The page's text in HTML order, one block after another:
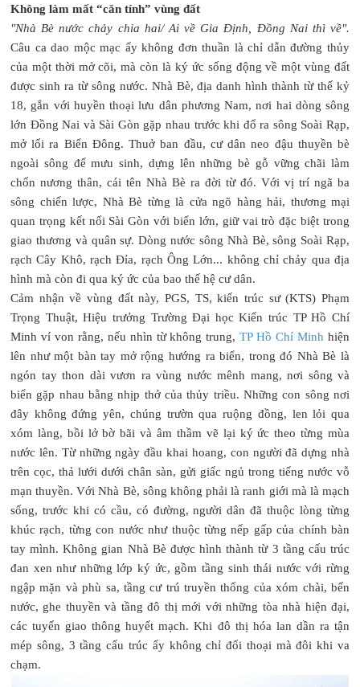
Không làm mất “căn tính” vùng đất
"Nhà Bè nước chảy chia hai/ Ai về Gia Định, Đồng Nai thì về".
Câu ca dao mộc mạc ấy không đơn thuần là chỉ dẫn đường thủy
của một thời mở cõi, mà còn là ký ức sống động về một vùng đất
được sinh ra từ sông nước. Nhà Bè, địa danh hình thành từ thế kỷ
18, gắn với huyền thoại lưu dân phương Nam, nơi hai dòng sông
lớn Đồng Nai và Sài Gòn gặp nhau trước khi đổ ra sông Soài Rạp,
mở lối ra Biển Đông. Thuở ban đầu, cư dân neo đậu thuyền bè
ngoài sông để mưu sinh, dựng lên những bè gỗ vững chãi làm
chốn nương thân, cái tên Nhà Bè ra đời từ đó. Với vị trí ngã ba
sông chiến lược, Nhà Bè từng là cửa ngõ hàng hải, thương mại
quan trọng kết nối Sài Gòn với biển lớn, giữ vai trò đặc biệt trong
giao thương và quân sự. Dòng nước sông Nhà Bè, sông Soài Rạp,
rạch Cây Khô, rạch Đỉa, rạch Ông Lớn... không chỉ chảy qua địa
hình mà còn đi qua ký ức của bao thế hệ cư dân.
Cảm nhận về vùng đất này, PGS, TS, kiến trúc sư (KTS) Phạm
Trọng Thuật, Hiệu trưởng Trường Đại học Kiến trúc TP Hồ Chí
Minh ví von rằng, nếu nhìn từ không trung,TP Hồ Chí Minh hiện
lên như một bàn tay mở rộng hướng ra biển, trong đó Nhà Bè là
ngón tay thon dài vươn ra vùng nước mênh mang, nơi sông và
biển gặp nhau bằng nhịp thở của thủy triều. Những con sông nơi
đây không đứng yên, chúng trườn qua ruộng đồng, len lỏi qua
xóm làng, bồi lở bờ bãi và âm thầm vẽ lại ký ức theo từng mùa
nước lên. Từ những ngày đầu khai hoang, con người đã dựng nhà
trên cọc, thả lưới dưới chân sàn, gửi giấc ngủ trong tiếng nước vỗ
mạn thuyền. Với Nhà Bè, sông không phải là ranh giới mà là mạch
sống, trước khi có cầu, có đường, người dân đã thuộc lòng từng
khúc rạch, từng con nước như thuộc từng nếp gấp của chính bàn
tay mình. Không gian Nhà Bè được hình thành từ 3 tầng cấu trúc
đan xen như những lớp ký ức, gồm tầng sinh thái nước với rừng
ngập mặn và phù sa, tầng cư trú truyền thống của xóm chài, bến
nước, ghe thuyền và tầng đô thị mới với những tòa nhà hiện đại,
các tuyến giao thông huyết mạch. Khi đô thị hóa lan dần ra tận
mép sông, 3 tầng cấu trúc ấy không chỉ đối thoại mà đôi khi va
chạm.